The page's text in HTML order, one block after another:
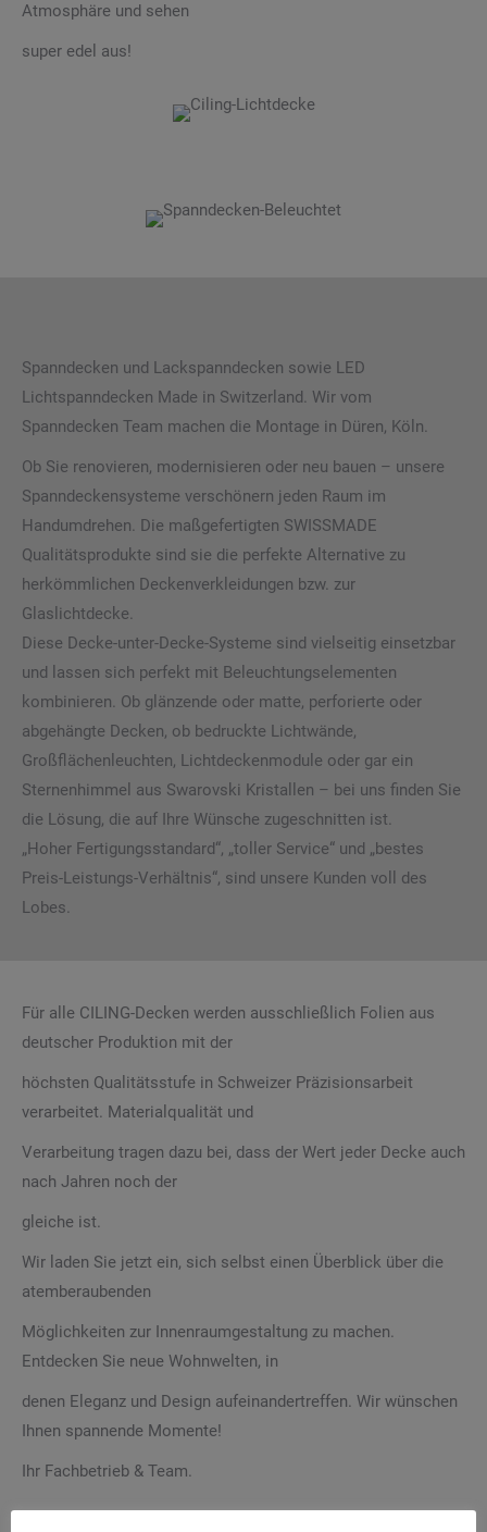
Atmosphäre und sehen
super edel aus!
Spanndecken und Lackspanndecken sowie LED
Lichtspanndecken Made in Switzerland. Wir vom
Spanndecken Team machen die Montage in Düren, Köln.
Ob Sie renovieren, modernisieren oder neu bauen – unsere
Spanndeckensysteme verschönern jeden Raum im
Handumdrehen. Die maßgefertigten SWISSMADE
Qualitätsprodukte sind sie die perfekte Alternative zu
herkömmlichen Deckenverkleidungen bzw. zur
Glaslichtdecke.
Diese Decke-unter-Decke-Systeme sind vielseitig einsetzbar
und lassen sich perfekt mit Beleuchtungselementen
kombinieren. Ob glänzende oder matte, perforierte oder
abgehängte Decken, ob bedruckte Lichtwände,
Großflächenleuchten, Lichtdeckenmodule oder gar ein
Sternenhimmel aus Swarovski Kristallen – bei uns finden Sie
die Lösung, die auf Ihre Wünsche zugeschnitten ist.
„Hoher Fertigungsstandard“, „toller Service“ und „bestes
Preis-Leistungs-Verhältnis“, sind unsere Kunden voll des
Lobes.
Für alle CILING-Decken werden ausschließlich Folien aus
deutscher Produktion mit der
höchsten Qualitätsstufe in Schweizer Präzisionsarbeit
verarbeitet. Materialqualität und
Verarbeitung tragen dazu bei, dass der Wert jeder Decke auch
nach Jahren noch der
gleiche ist.
Wir laden Sie jetzt ein, sich selbst einen Überblick über die
atemberaubenden
Möglichkeiten zur Innenraumgestaltung zu machen.
Entdecken Sie neue Wohnwelten, in
denen Eleganz und Design aufeinandertreffen. Wir wünschen
Ihnen spannende Momente!
Ihr Fachbetrieb & Team.